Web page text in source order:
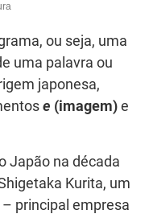
ou seja, uma
uma palavra ou
japonesa,
e (imagem) e
Japão na década
Kurita, um
principal empresa